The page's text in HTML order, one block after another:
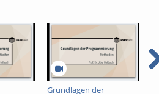
Grundlagen der